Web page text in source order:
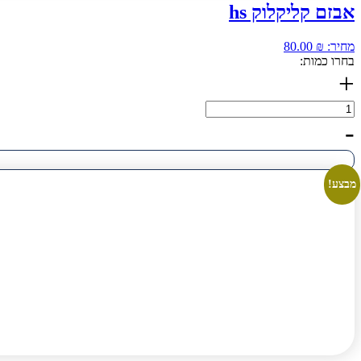
אבזם קליקלוק hs
מחיר: 80.00 ₪
בחרו כמות:
+
כמות
של
אבזם
קליקלוק
hs
-
מבצע!